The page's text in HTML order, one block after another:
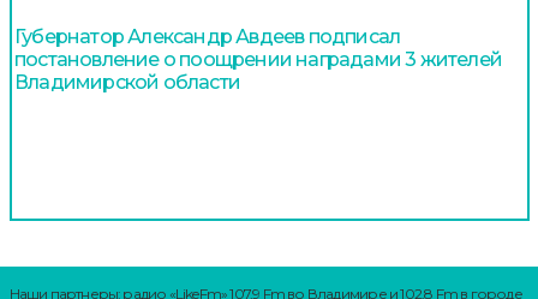
Губернатор Александр Авдеев подписал
постановление о поощрении наградами 3 жителей
Владимирской области
Наши партнеры: радио «LikeFm» 107,9 Fm во Владимире и 102,8 Fm в городе